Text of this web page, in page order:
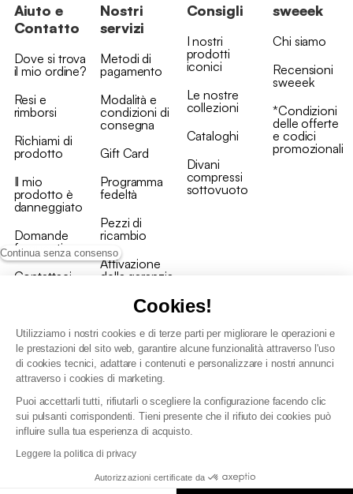
Continua senza consenso
Cookies!
Utilizziamo i nostri cookies e di terze parti per migliorare le operazioni e
le prestazioni del sito web, garantire alcune funzionalità attraverso l'uso
di cookies tecnici, adattare i contenuti e personalizzare i nostri annunci
attraverso i cookies di marketing.
Puoi accettarli tutti, rifiutarli o scegliere la configurazione facendo clic
sui pulsanti corrispondenti. Tieni presente che il rifiuto dei cookies può
influire sulla tua esperienza di acquisto.
Leggere la politica di privacy
Autorizzazioni certificate da
Aiuto e
Contatto
Dove si trova
il mio ordine?
Resi e
rimborsi
Richiami di
prodotto
Il mio
prodotto è
danneggiato
Domande
frequenti
Contattaci
Nostri
servizi
Metodi di
pagamento
Modalità e
condizioni di
consegna
Gift Card
Programma
fedeltà
Pezzi di
ricambio
Attivazione
della garanzia
Consigli
I nostri
prodotti
iconici
Le nostre
collezioni
Cataloghi
Divani
compressi
sottovuoto
sweeek
Chi siamo
Recensioni
sweeek
*Condizioni
delle offerte
e codici
promozionali
Condizioni generali vendita
Politica di gestione dei dati personali e dei cookie
Condizioni generali di vendita per clienti professionali
Dichiarazione di accessibilità